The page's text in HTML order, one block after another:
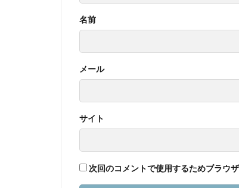
名前
メール
サイト
次回のコメントで使用するためブラウ